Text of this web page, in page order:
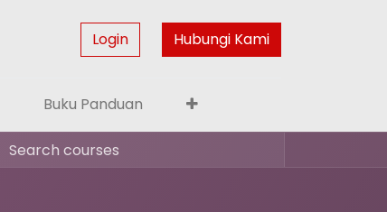
Login Hubungi Kami
Buku Panduan